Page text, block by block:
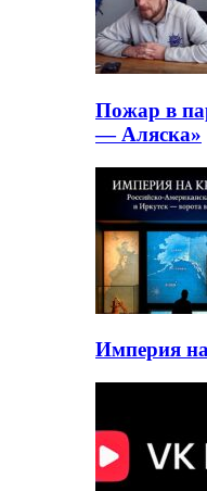
Пожар в
— Аляска»
Империя